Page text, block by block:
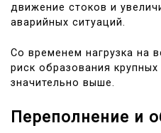
движение стоков и
аварийных ситуаций.
Со временем нагрузка на
риск образования
значительно выше.
Переполнение и